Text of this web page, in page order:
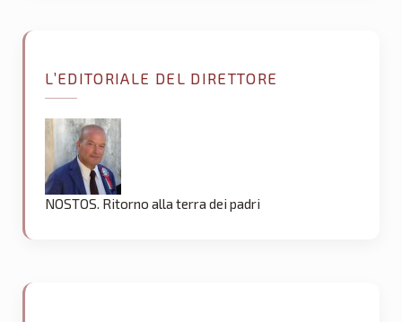
L’EDITORIALE DEL DIRETTORE
NOSTOS. Ritorno alla terra dei padri